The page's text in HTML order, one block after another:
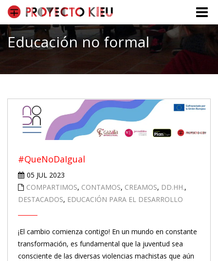
Toggle
Educación no formal
#QueNoDaIgual
05 JUL 2023
COMPARTIMOS, CONTAMOS, CREAMOS, DD.HH.,
DESTACADOS, EDUCACIÓN PARA EL DESARROLLO
¡El cambio comienza contigo! En un mundo en constante
transformación, es fundamental que la juventud sea
consciente de las diversas violencias machistas que aún